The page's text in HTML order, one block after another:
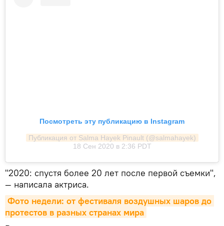
Посмотреть эту публикацию в Instagram
Публикация от Salma Hayek Pinault (@salmahayek)
18 Сен 2020 в 2:36 PDT
"2020: спустя более 20 лет после первой съемки",
— написала актриса.
Фото недели: от фестиваля воздушных шаров до
протестов в разных странах мира